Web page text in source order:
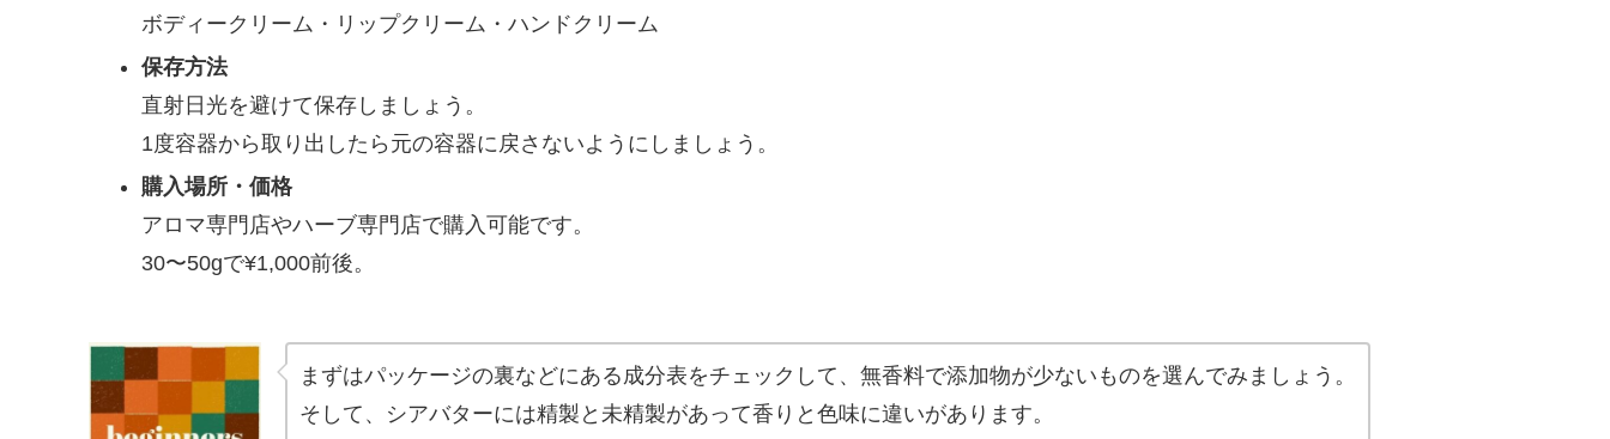
ボディークリーム・リップクリーム・ハンドクリーム
保存方法
直射日光を避けて保存しましょう。
1度容器から取り出したら元の容器に戻さないようにしましょう。
購入場所・価格
アロマ専門店やハーブ専門店で購入可能です。
30〜50gで¥1,000前後。
まずはパッケージの裏などにある成分表をチェックして、無香料で添加物が少ないものを選んでみましょう。
そして、シアバターには精製と未精製があって香りと色味に違いがあります。